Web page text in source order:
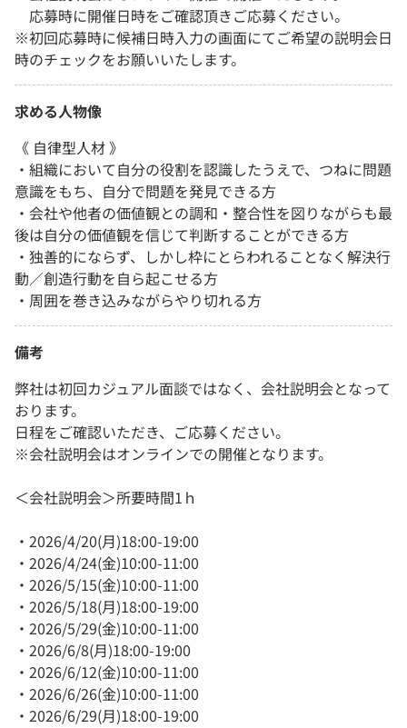
応募時に開催日時をご確認頂きご応募ください。
※初回応募時に候補日時入力の画面にてご希望の説明会日
時のチェックをお願いいたします。
求める人物像
《 自律型人材 》
・組織において自分の役割を認識したうえで、つねに問題
意識をもち、自分で問題を発見できる方
・会社や他者の価値観との調和・整合性を図りながらも最
後は自分の価値観を信じて判断することができる方
・独善的にならず、しかし枠にとらわれることなく解決行
動／創造行動を自ら起こせる方
・周囲を巻き込みながらやり切れる方
備考
弊社は初回カジュアル面談ではなく、会社説明会となって
おります。
日程をご確認いただき、ご応募ください。
※会社説明会はオンラインでの開催となります。
＜会社説明会＞所要時間1ｈ
・2026/4/20(月)18:00-19:00
・2026/4/24(金)10:00-11:00
・2026/5/15(金)10:00-11:00
・2026/5/18(月)18:00-19:00
・2026/5/29(金)10:00-11:00
・2026/6/8(月)18:00-19:00
・2026/6/12(金)10:00-11:00
・2026/6/26(金)10:00-11:00
・2026/6/29(月)18:00-19:00